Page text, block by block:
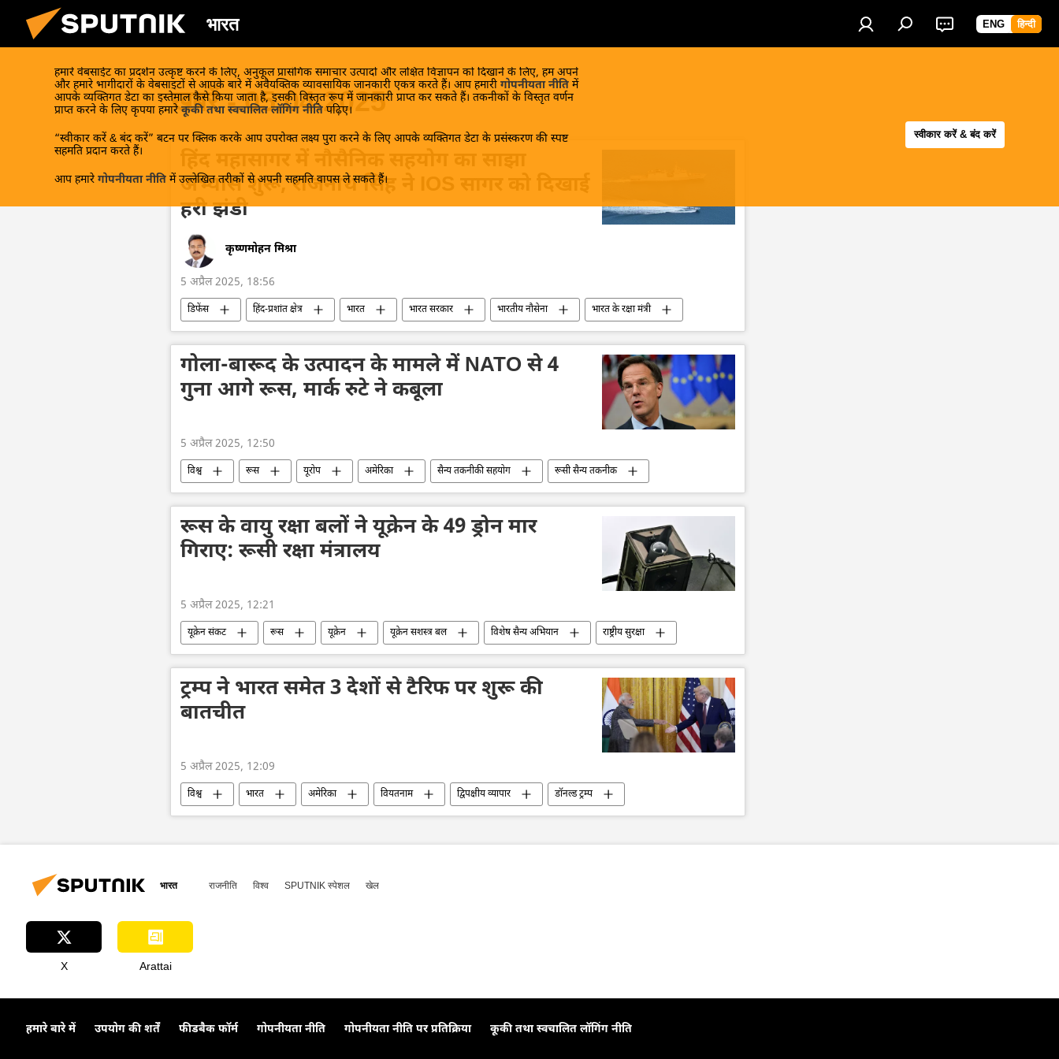
भारत ENG हिन्दी
हमारे वेबसाईट का प्रदर्शन उत्कृष्ट करने के लिए, अनुकूल प्रासंगिक समाचार उत्पादों और लक्षित विज्ञापन को दिखाने के लिए, हम अपने
और हमारे भागीदारों के वेबसाइटों से आपके बारे में अवैयक्तिक व्यावसायिक जानकारी एकत्र करते हैं। आप हमारी गोपनीयता नीति में
आपके व्यक्तिगत डेटा का इस्तेमाल कैसे किया जाता है, इसकी विस्तृत रूप में जानकारी प्राप्त कर सकते हैं। तकनीकों के विस्तृत वर्णन
प्राप्त करने के लिए कृपया हमारे कूकी तथा स्वचालित लॉगिंग नीति पढ़िए।
“स्वीकार करें & बंद करें” बटन पर क्लिक करके आप उपरोक्त लक्ष्य पुरा करने के लिए आपके व्यक्तिगत डेटा के प्रसंस्करण की स्पष्ट
सहमति प्रदान करते हैं।
आप हमारे गोपनीयता नीति में उल्लेखित तरीकों से अपनी सहमति वापस ले सकते हैं।
स्वीकार करें & बंद करें
खबरें - 05.04.2025
अभ्यास शुरू, राजनाथ सिंह ने IOS सागर को दिखाई
हरी झंडी
कृष्णमोहन मिश्रा
5 अप्रैल 2025, 18:56
डिफेंस हिंद-प्रशांत क्षेत्र भारत भारत सरकार भारतीय नौसेना
भारत के रक्षा मंत्री
श्रीलंका
मालदीव
गोला-बारूद के उत्पादन के मामले में NATO से 4
गुना आगे रूस, मार्क रुटे ने कबूला
5 अप्रैल 2025, 12:50
विश्व रूस यूरोप अमेरिका सैन्य तकनीकी सहयोग
रूसी सैन्य तकनीक
सैन्य तकनीक
सैन्य प्रौद्योगिकी
रूस के वायु रक्षा बलों ने यूक्रेन के 49 ड्रोन मार
गिराए: रूसी रक्षा मंत्रालय
5 अप्रैल 2025, 12:21
यूक्रेन संकट रूस यूक्रेन यूक्रेन सशस्त्र बल विशेष सैन्य अभियान
राष्ट्रीय सुरक्षा
रक्षा मंत्रालय (MoD)
रूसी सेना
ट्रम्प ने भारत समेत 3 देशों से टैरिफ पर शुरू की
बातचीत
5 अप्रैल 2025, 12:09
विश्व भारत अमेरिका वियतनाम द्विपक्षीय व्यापार डॉनल्ड ट्रम्प
भारत राजनीति विश्व SPUTNIK स्पेशल खेल
X Arattai
हमारे बारे में उपयोग की शर्तें फीडबैक फॉर्म गोपनीयता नीति गोपनीयता नीति पर प्रतिक्रिया कूकी तथा स्वचालित लॉगिंग नीति